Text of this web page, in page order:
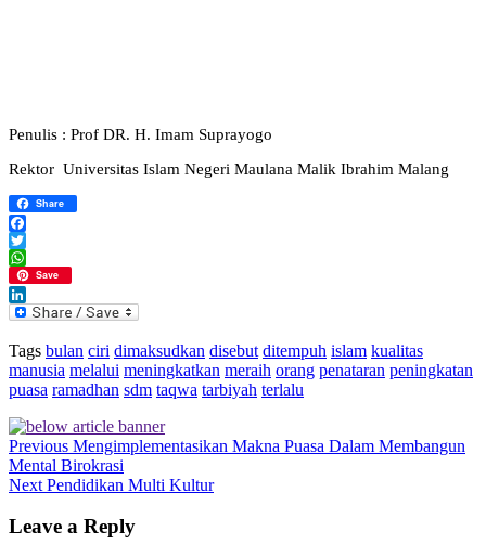
Penulis : Prof DR. H. Imam Suprayogo
Rektor Universitas Islam Negeri Maulana Malik Ibrahim Malang
Share
Facebook
Twitter
WhatsApp
Save
LinkedIn
Tags bulan ciri dimaksudkan disebut ditempuh islam kualitas
manusia melalui meningkatkan meraih orang penataran peningkatan
puasa ramadhan sdm taqwa tarbiyah terlalu
Previous Mengimplementasikan Makna Puasa Dalam Membangun
Mental Birokrasi
Next Pendidikan Multi Kultur
Leave a Reply